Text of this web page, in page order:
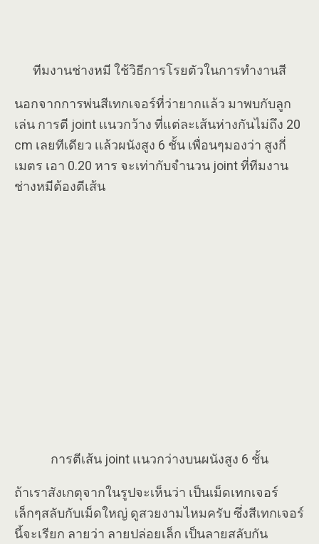
ทีมงานช่างหมี ใช้วิธีการโรยตัวในการทำงานสี
นอกจากการพ่นสีเทกเจอร์ที่ว่ายากแล้ว มาพบกับลูก
เล่น การตี joint เเนวกว้าง ที่แต่ละเส้นห่างกันไม่ถึง 20
cm เลยทีเดียว เเล้วผนังสูง 6 ชั้น เพื่อนๆมองว่า สูงกี่
เมตร เอา 0.20 หาร จะเท่ากับจำนวน joint ที่ทีมงาน
ช่างหมีต้องตีเส้น
การตีเส้น joint เเนวกว่างบนผนังสูง 6 ชั้น
ถ้าเราสังเกตุจากในรูปจะเห็นว่า เป็นเม็ดเทกเจอร์
เล็กๆสลับกับเม็ดใหญ่ ดูสวยงามไหมครับ ซึ่งสีเทกเจอร์
นี้จะเรียก ลายว่า ลายปล่อยเล็ก เป็นลายสลับกัน